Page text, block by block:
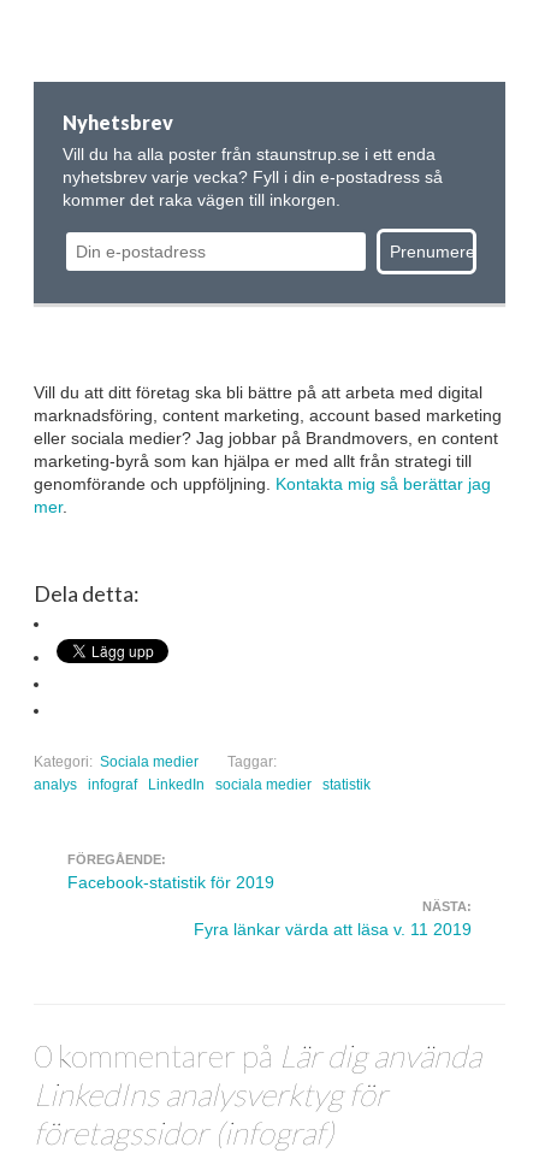
Nyhetsbrev
Vill du ha alla poster från staunstrup.se i ett enda
nyhetsbrev varje vecka? Fyll i din e-postadress så
kommer det raka vägen till inkorgen.
Vill du att ditt företag ska bli bättre på att arbeta med digital
marknadsföring, content marketing, account based marketing
eller sociala medier? Jag jobbar på Brandmovers, en content
marketing-byrå som kan hjälpa er med allt från strategi till
genomförande och uppföljning. Kontakta mig så berättar jag
mer.
Dela detta:
Kategori: Sociala medier
Taggar:
analys
infograf LinkedIn sociala medier statistik
Navigera inlägg
FÖREGÅENDE:
Facebook-statistik för 2019
NÄSTA:
Fyra länkar värda att läsa v. 11 2019
0 kommentarer på Lär dig använda
LinkedIns analysverktyg för
företagssidor (infograf)